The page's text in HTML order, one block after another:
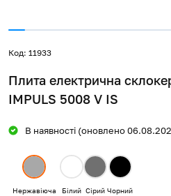
Код: 11933
Плита електрична
IMPULS 5008 V IS
В наявності (оновлено
Нержавіюча
Білий Сірий Чорний